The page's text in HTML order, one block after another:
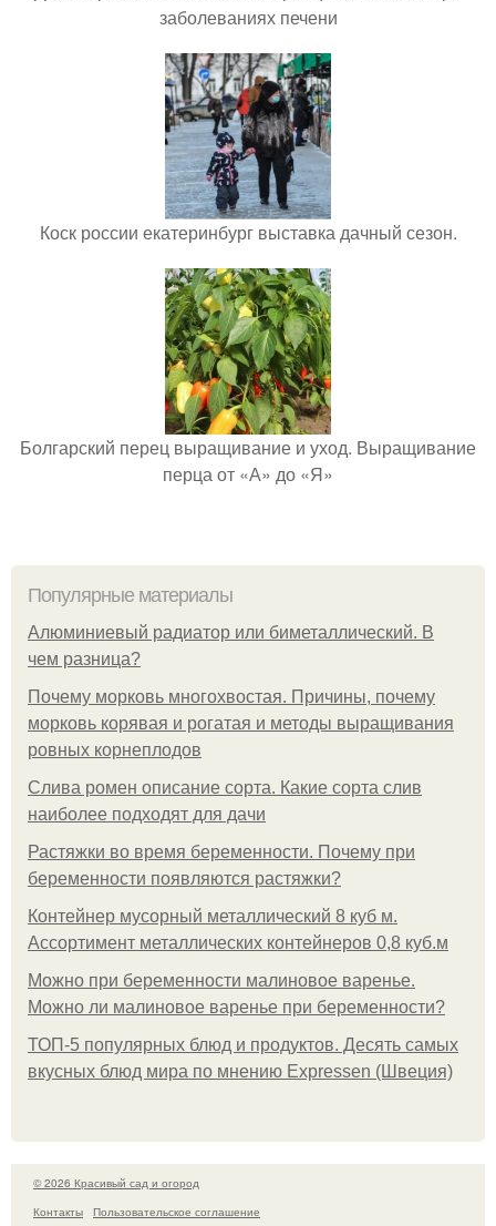
заболеваниях печени
Коск россии екатеринбург выставка дачный сезон.
Болгарский перец выращивание и уход. Выращивание
перца от «А» до «Я»
Популярные материалы
Алюминиевый радиатор или биметаллический. В
чем разница?
Почему морковь многохвостая. Причины, почему
морковь корявая и рогатая и методы выращивания
ровных корнеплодов
Слива ромен описание сорта. Какие сорта слив
наиболее подходят для дачи
Растяжки во время беременности. Почему при
беременности появляются растяжки?
Контейнер мусорный металлический 8 куб м.
Ассортимент металлических контейнеров 0,8 куб.м
Можно при беременности малиновое варенье.
Можно ли малиновое варенье при беременности?
ТОП-5 популярных блюд и продуктов. Десять самых
вкусных блюд мира по мнению Expressen (Швеция)
© 2026 Красивый сад и огород
Контакты
Пользовательское соглашение